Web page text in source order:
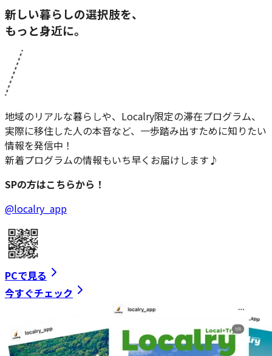
新しい暮らしの選択肢を、
もっと身近に。
地域のリアルな暮らしや、Localry限定の滞在プログラム、
実際に移住した人の本音など、一歩踏み出すために知りたい
情報を発信中！
新着プログラムの情報もいち早くお届けします♪
SPの方はこちらから！
@localry_app
PCで見る
今すぐチェック